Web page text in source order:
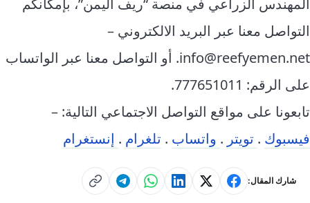
التواصل معنا عبر البريد الالكتروني –
info@reefyemen.net. أو التواصل معنا عبر الواتساب
على الرقم: 777651011.
تابعونا على مواقع التواصل الاجتماعي التالية: –
فيسبوك . تويتر . واتساب . تلغرام . إنستغرام
شارك المقال: